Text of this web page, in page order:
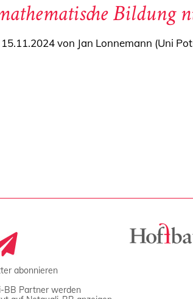
Bildung
von Jan Lonnemann (Uni
abonnieren
BB Partner werden